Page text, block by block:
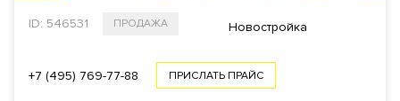
ID: 546531 ПРОДАЖА Новостройка
+7 (495) 769-77-88 ПРИСЛАТЬ ПРАЙС